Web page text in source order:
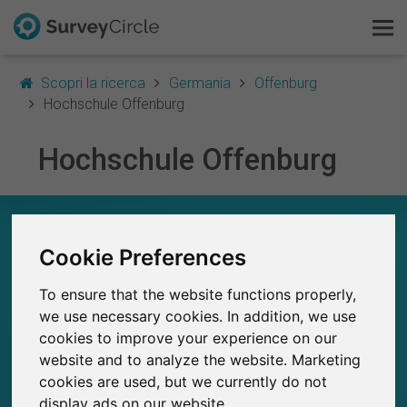
Cookie Preferences
To ensure that the website functions properly,
we use necessary cookies. In addition, we use
cookies to improve your experience on our
website and to analyze the website. Marketing
cookies are used, but we currently do not
Scopri la ricerca Germania
Offenburg
Hochschule Offenburg
Hochschule Offenburg
52
Studi pubblicati in precedenza su
SurveyCircle
0
Studi attualmente pubblicati su SurveyCircle
Questo è SurveyCircle
Scopri la ricerca
FAQ
Registrati gratis
Accedi